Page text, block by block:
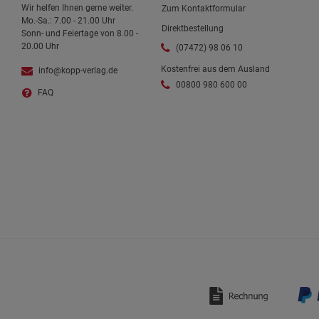
Wir helfen Ihnen gerne weiter.
Mo.-Sa.: 7.00 - 21.00 Uhr
Sonn- und Feiertage von 8.00 -
20.00 Uhr
info@kopp-verlag.de
FAQ
Zum Kontaktformular
Direktbestellung
(07472) 98 06 10
Kostenfrei aus dem Ausland
00800 980 600 00